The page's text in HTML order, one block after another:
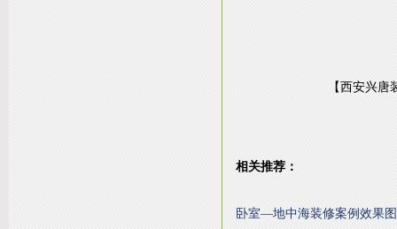
【西安兴
相关推荐：
卧室—地中海装修案例效果图